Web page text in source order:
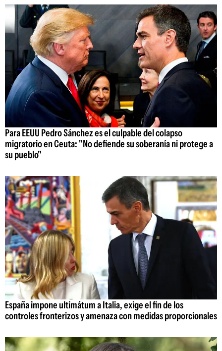
Para EEUU Pedro Sánchez es el culpable del colapso
migratorio en Ceuta: "No defiende su soberanía ni protege a
su pueblo"
España impone ultimátum a Italia, exige el fin de los
controles fronterizos y amenaza con medidas proporcionales